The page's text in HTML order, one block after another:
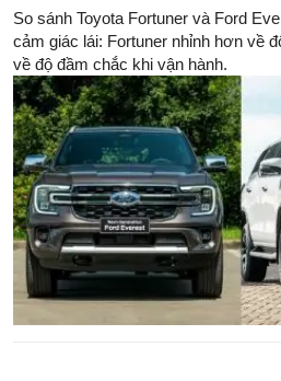
So sánh Toyota Fortuner và Ford
cảm giác lái: Fortuner nhỉnh hơn về
về độ đầm chắc khi vận hành.